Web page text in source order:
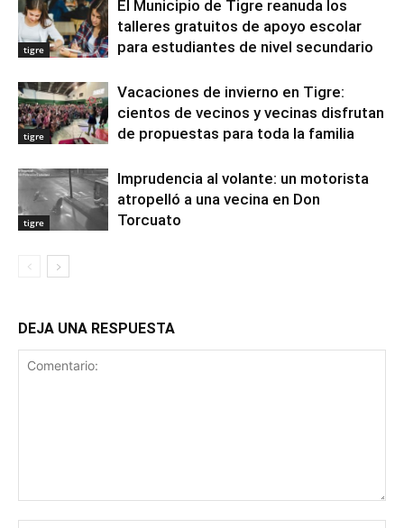
tigre
El Municipio de Tigre reanuda los
talleres gratuitos de apoyo escolar
para estudiantes de nivel secundario
tigre
Vacaciones de invierno en Tigre:
cientos de vecinos y vecinas disfrutan
de propuestas para toda la familia
tigre
Imprudencia al volante: un motorista
atropelló a una vecina en Don
Torcuato
DEJA UNA RESPUESTA